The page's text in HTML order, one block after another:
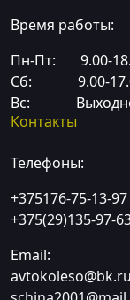
Время работы:
Пн-Пт: 9.00-
Сб: 9.00-
Вс:
Контакты
Телефоны:
+375176-75-13-
+375(29)135-97-
Email:
avtokoleso@bk.ru